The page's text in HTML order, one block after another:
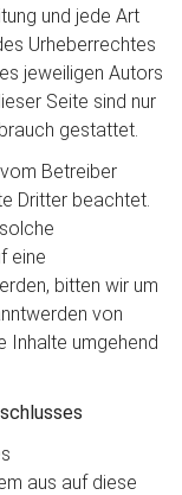
und jede Art
Urheberrechtes
jeweiligen Autors
Seite sind nur
gestattet.
Betreiber
Dritter beachtet.
eine
bitten wir um
von
Inhalte umgehend
aus auf diese